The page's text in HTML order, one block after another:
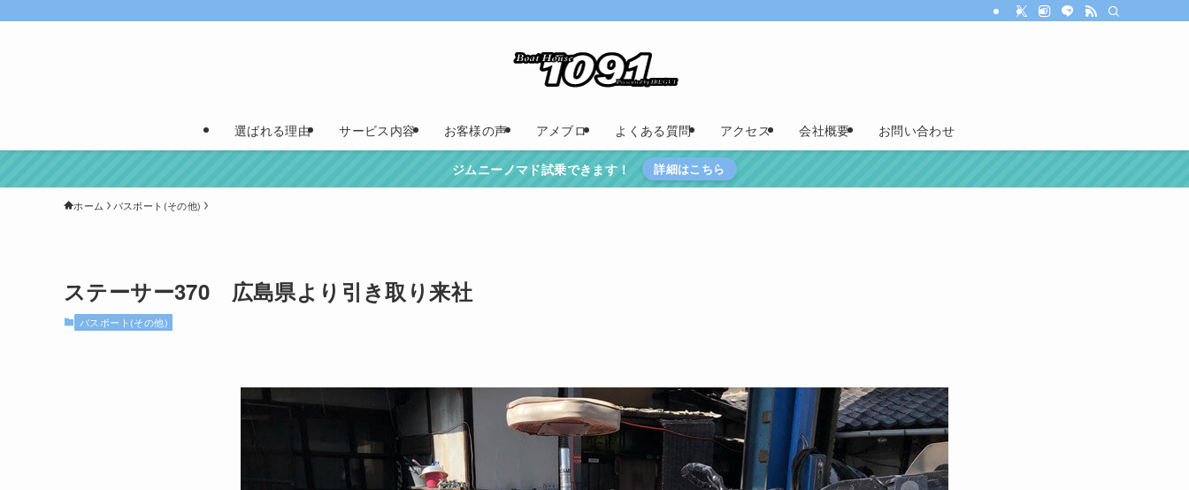
選ばれる理由 サービス内容 お客様の声 アメブロ よくある質問 アクセス 会社概要 お問い合わせ
ジムニーノマド試乗できます！ 詳細はこちら
ホーム バスボート(その他)
ステーサー370 広島県より引き取り来社
バスボート(その他)